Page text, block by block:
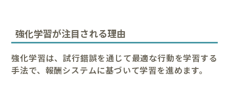
強化学習が注目される理由
強化学習は、試行錯誤を通じて最適な行動を学習する
手法で、報酬システムに基づいて学習を進めます。